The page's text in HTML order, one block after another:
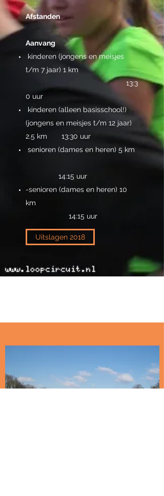
Afstanden
Aanvang
kinderen (jongens en meisjes
t/m 7 jaar) 1 km
13:3
0 uur
kinderen (alleen basisschool!)
(jongens en meisjes t/m 12 jaar)
2.5 km 13:30 uur
senioren (dames en heren) 5 km
14:15 uur
-senioren (dames en heren) 10
km
14:15 uur
Uitslagen 2018